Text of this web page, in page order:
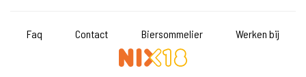
Faq Contact Biersommelier Werken bij